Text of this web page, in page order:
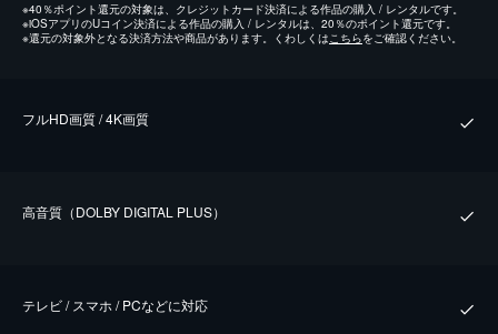
※40％ポイント還元の対象は、クレジットカード決済による作品の購入 / レンタルです。
※iOSアプリのUコイン決済による作品の購入 / レンタルは、20％のポイント還元です。
※還元の対象外となる決済方法や商品があります。くわしくはこちらをご確認ください。
フルHD画質 / 4K画質
⾼⾳質（DOLBY DIGITAL PLUS）
テレビ / スマホ / PCなどに対応